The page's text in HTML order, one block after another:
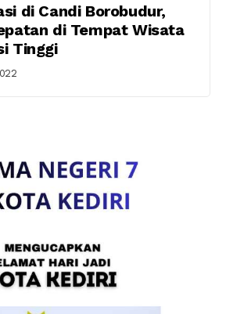
di Candi Borobudur,
di Tempat Wisata
Tinggi